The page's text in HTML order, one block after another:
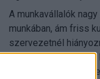
A munkavállalók
munkában, ám friss
szervezetnél
világos irányelvek
különösen ott